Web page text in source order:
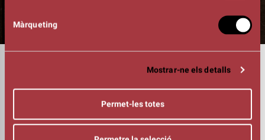
Màrqueting
Mostrar-ne els detalls
Permet-les totes
Àgata Roca